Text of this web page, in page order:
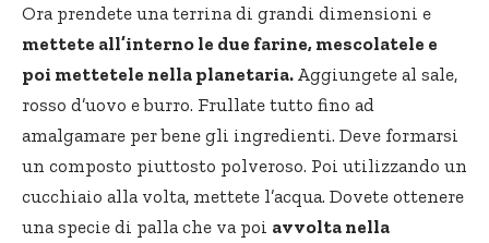
Ora prendete una terrina di grandi dimensioni e
mettete all’interno le due farine, mescolatele e
poi mettetele nella planetaria. Aggiungete al sale,
rosso d’uovo e burro. Frullate tutto fino ad
amalgamare per bene gli ingredienti. Deve formarsi
un composto piuttosto polveroso. Poi utilizzando un
cucchiaio alla volta, mettete l’acqua. Dovete ottenere
una specie di palla che va poi avvolta nella